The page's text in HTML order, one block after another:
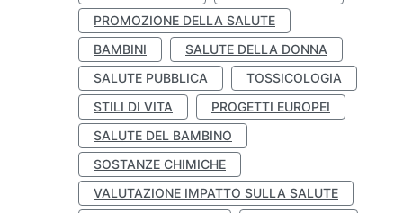
PROMOZIONE DELLA SALUTE
BAMBINI
SALUTE DELLA DONNA
SALUTE PUBBLICA
TOSSICOLOGIA
STILI DI VITA
PROGETTI EUROPEI
SALUTE DEL BAMBINO
SOSTANZE CHIMICHE
VALUTAZIONE IMPATTO SULLA SALUTE